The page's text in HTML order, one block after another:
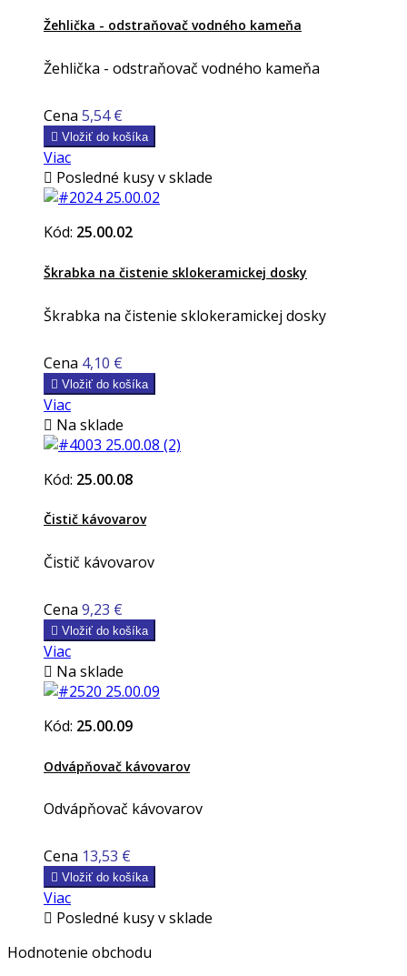
Žehlička - odstraňovač vodného kameňa
Žehlička - odstraňovač vodného kameňa
Cena 5,54 €
 Vložiť do košíka
Viac
 Posledné kusy v sklade
Kód: 25.00.02
Škrabka na čistenie sklokeramickej dosky
Škrabka na čistenie sklokeramickej dosky
Cena 4,10 €
 Vložiť do košíka
Viac
 Na sklade
Kód: 25.00.08
Čistič kávovarov
Čistič kávovarov
Cena 9,23 €
 Vložiť do košíka
Viac
 Na sklade
Kód: 25.00.09
Odvápňovač kávovarov
Odvápňovač kávovarov
Cena 13,53 €
 Vložiť do košíka
Viac
 Posledné kusy v sklade
Hodnotenie obchodu